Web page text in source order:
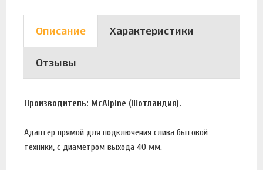
Описание Характеристики
Отзывы
Производитель: McAlpine (Шотландия).
Адаптер прямой для подключения слива бытовой
техники, с диаметром выхода 40 мм.